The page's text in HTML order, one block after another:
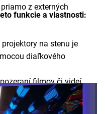
z externých
funkcie a vlastnosti:
projektory na stenu je
diaľkového
filmov či videí
stenu aj zabudované